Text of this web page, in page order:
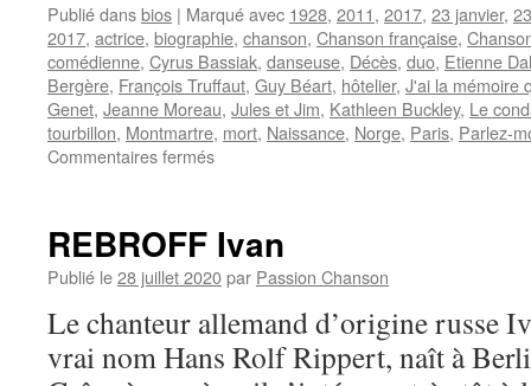
Publié dansbios | Marqué avec 1928, 2011, 2017, 23 janvier,
2017, actrice, biographie, chanson, Chanson française,
comédienne, Cyrus Bassiak, danseuse, Décès, duo, Etienne
Bergère, François Truffaut, Guy Béart, hôtelier, J'ai la mémoire
Genet, Jeanne Moreau, Jules et Jim, Kathleen Buckley, Le
tourbillon, Montmartre, mort, Naissance, Norge, Paris, Parlez-
Commentaires ferméssur
REBROFF Ivan
Publié le28 juillet 2020par Passion Chanson
Le chanteur allemand d’origine russe
vrai nom Hans Rolf Rippert, naît à